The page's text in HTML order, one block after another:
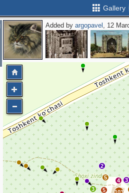
Gallery
Added byargopavel , 12
5
3
2
5
4 3